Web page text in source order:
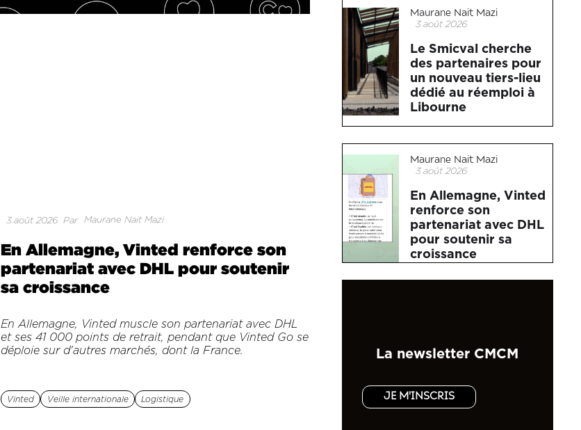
3 août 2026 Par Maurane Nait Mazi
En Allemagne, Vinted renforce son
partenariat avec DHL pour soutenir
sa croissance
En Allemagne, Vinted muscle son partenariat avec DHL
et ses 41 000 points de retrait, pendant que Vinted Go se
déploie sur d'autres marchés, dont la France.
Vinted Veille internationale Logistique
Maurane Nait Mazi
3 août 2026
Le Smicval cherche
des partenaires pour
un nouveau tiers-lieu
dédié au réemploi à
Libourne
Maurane Nait Mazi
3 août 2026
En Allemagne, Vinted
renforce son
partenariat avec DHL
pour soutenir sa
croissance
La newsletter CMCM
JE M'INSCRIS